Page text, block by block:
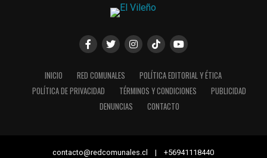
INICIO RED COMUNALES
POLÍTICA EDITORIAL Y ÉTICA
POLÍTICA DE PRIVACIDAD
TÉRMINOS Y CONDICIONES
PUBLICIDAD
DENUNCIAS
CONTACTO
contacto@redcomunales.cl | +56941118440